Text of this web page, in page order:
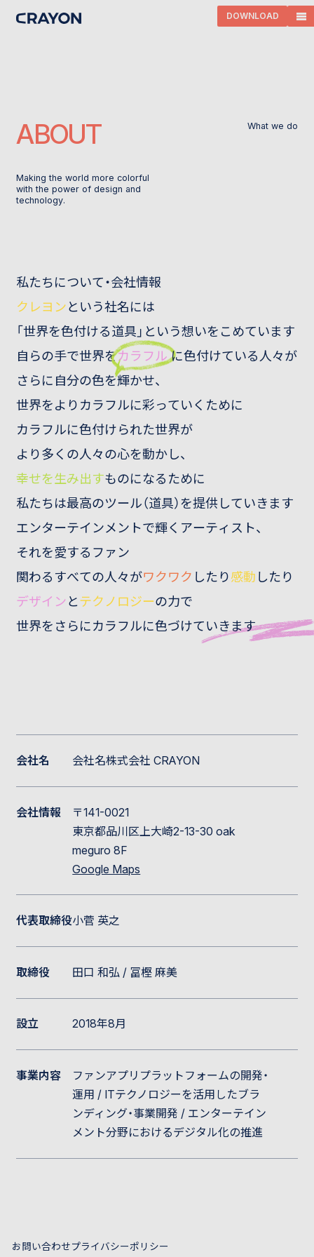
ABOUT
Making the world more colorful
with the power of design and
technology.
What we do
私たちについて・会社情報
ク レヨ ンという社名には
「 世界を色付ける道具 」 という想いを こめていま す
自 らの手で世界をカラフル に色付けている人々が
さ らに 自分の色を輝かせ、
世界をよ り カラフルに彩っていく ために
カラフルに色付けられた世界が
よ り多く の人々の心を動かし、
幸せを生み出すものになる ために
私たちは最高のツール（道具）を提供 していき ま す
エンターテイ ンメン トで輝く アーティ ス ト、
それを愛する フ ァン
関わる すべての人々がワクワク したり感動 したり
デザイ ンとテク ノ ロジーの力で
世界を さ らにカラフルに色づけていき ます
会社名 会社名株式会社 CRAYON
会社情報
〒141-0021
東京都品川区上大崎2-13-30 oak
meguro 8F
Google Maps
代表取締役小菅 英之
取締役 田口 和弘 / 冨樫 麻美
設立 2018年8月
事業内容
ファンアプリプラットフォームの開発・
運用 / ITテクノロジーを活用したブラ
ンディング・事業開発 / エンターテイン
メント分野におけるデジタル化の推進
お問い合わせプライバシーポリシー
DOWNLOAD